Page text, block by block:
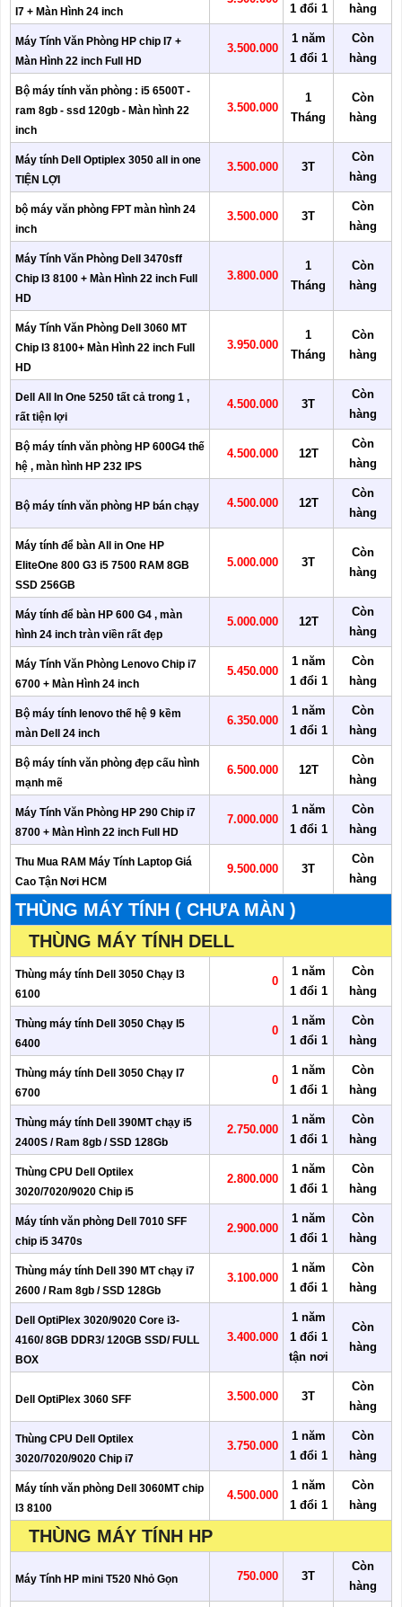
I7 + Màn Hình 24 inch
1 đổi 1
hàng
Máy Tính Văn Phòng HP chip I7 +
Màn Hình 22 inch Full HD
3.500.000
1 năm
1 đổi 1
Còn
hàng
Bộ máy tính văn phòng : i5 6500T -
ram 8gb - ssd 120gb - Màn hình 22
inch
3.500.000
1
Tháng
Còn
hàng
Máy tính Dell Optiplex 3050 all in one
TIỆN LỢI
3.500.000 3T
Còn
hàng
bộ máy văn phòng FPT màn hình 24
inch
3.500.000 3T
Còn
hàng
Máy Tính Văn Phòng Dell 3470sff
Chip I3 8100 + Màn Hình 22 inch Full
HD
3.800.000
1
Tháng
Còn
hàng
Máy Tính Văn Phòng Dell 3060 MT
Chip I3 8100+ Màn Hình 22 inch Full
HD
3.950.000
1
Tháng
Còn
hàng
Dell All In One 5250 tất cả trong 1 ,
rất tiện lợi
4.500.000 3T
Còn
hàng
Bộ máy tính văn phòng HP 600G4 thế
hệ , màn hình HP 232 IPS
4.500.000 12T
Còn
hàng
Bộ máy tính văn phòng HP bán chạy 4.500.000 12T
Còn
hàng
Máy tính để bàn All in One HP
EliteOne 800 G3 i5 7500 RAM 8GB
SSD 256GB
5.000.000 3T
Còn
hàng
Máy tính để bàn HP 600 G4 , màn
hình 24 inch tràn viền rất đẹp
5.000.000 12T
Còn
hàng
Máy Tính Văn Phòng Lenovo Chip i7
6700 + Màn Hình 24 inch
5.450.000
1 năm
1 đổi 1
Còn
hàng
Bộ máy tính lenovo thế hệ 9 kềm
màn Dell 24 inch
6.350.000
1 năm
1 đổi 1
Còn
hàng
Bộ máy tính văn phòng đẹp cấu hình
mạnh mẽ
6.500.000 12T
Còn
hàng
Máy Tính Văn Phòng HP 290 Chip i7
8700 + Màn Hình 22 inch Full HD
7.000.000
1 năm
1 đổi 1
Còn
hàng
Thu Mua RAM Máy Tính Laptop Giá
Cao Tận Nơi HCM
9.500.000 3T
Còn
hàng
THÙNG MÁY TÍNH ( CHƯA MÀN )
THÙNG MÁY TÍNH DELL
Thùng máy tính Dell 3050 Chạy I3
6100
0
1 năm
1 đổi 1
Còn
hàng
Thùng máy tính Dell 3050 Chạy I5
6400
0
1 năm
1 đổi 1
Còn
hàng
Thùng máy tính Dell 3050 Chạy I7
6700
0
1 năm
1 đổi 1
Còn
hàng
Thùng máy tính Dell 390MT chạy i5
2400S / Ram 8gb / SSD 128Gb
2.750.000
1 năm
1 đổi 1
Còn
hàng
Thùng CPU Dell Optilex
3020/7020/9020 Chip i5
2.800.000
1 năm
1 đổi 1
Còn
hàng
Máy tính văn phòng Dell 7010 SFF
chip i5 3470s
2.900.000
1 năm
1 đổi 1
Còn
hàng
Thùng máy tính Dell 390 MT chạy i7
2600 / Ram 8gb / SSD 128Gb
3.100.000
1 năm
1 đổi 1
Còn
hàng
Dell OptiPlex 3020/9020 Core i3-
4160/ 8GB DDR3/ 120GB SSD/ FULL
BOX
3.400.000
1 năm
1 đổi 1
tận nơi
Còn
hàng
Dell OptiPlex 3060 SFF 3.500.000 3T
Còn
hàng
Thùng CPU Dell Optilex
3020/7020/9020 Chip i7
3.750.000
1 năm
1 đổi 1
Còn
hàng
Máy tính văn phòng Dell 3060MT chip
I3 8100
4.500.000
1 năm
1 đổi 1
Còn
hàng
THÙNG MÁY TÍNH HP
Máy Tính HP mini T520 Nhỏ Gọn 750.000 3T
Còn
hàng